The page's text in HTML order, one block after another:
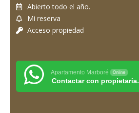
Abierto todo el año.
Mi reserva
Acceso propiedad
Apartamento Marboré Online
Contactar con propietaria.